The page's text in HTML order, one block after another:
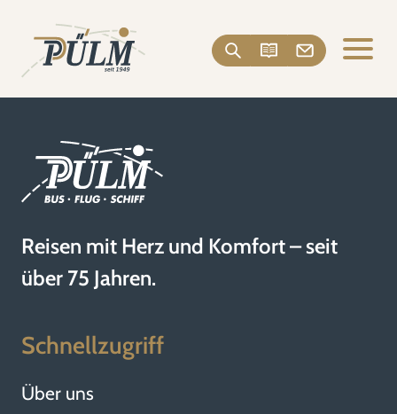
Reisen mit Herz und Komfort – seit
über 75 Jahren.
Schnellzugriff
Über uns